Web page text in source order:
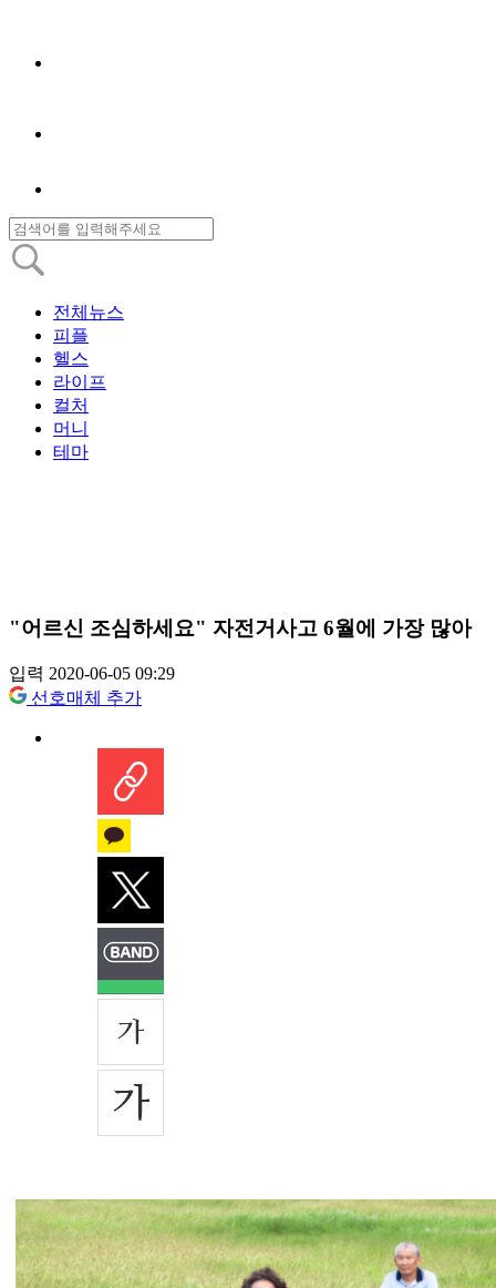
전체뉴스
피플
헬스
라이프
컬처
머니
테마
"어르신 조심하세요" 자전거사고 6월에 가장 많아
입력 2020-06-05 09:29
선호매체 추가